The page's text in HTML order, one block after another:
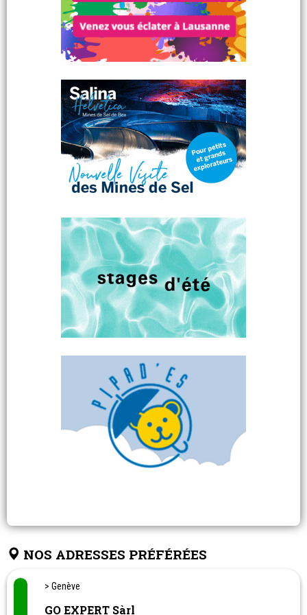
NOS ADRESSES PRÉFÉRÉES
> Genève
GO EXPERT Sàrl